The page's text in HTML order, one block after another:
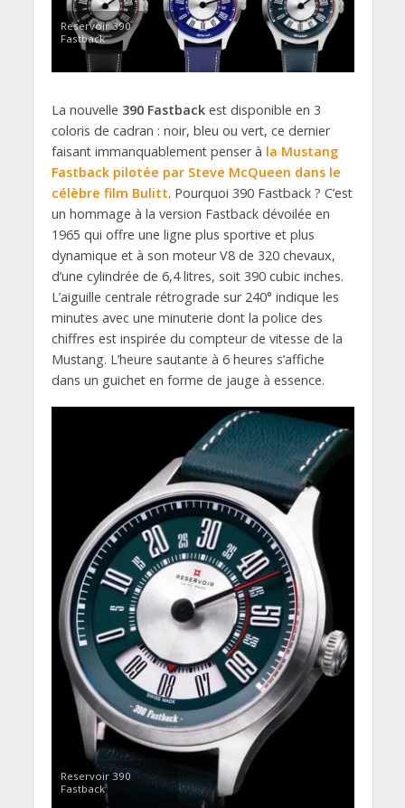
Reservoir 390
Fastback
La nouvelle 390 Fastbackest disponible en 3
coloris de cadran : noir, bleu ou vert, ce dernier
faisant immanquablement penser à la Mustang
Fastback pilotée par Steve McQueen dans le
célèbre film Bulitt. Pourquoi 390 Fastback ? C’est
un hommage à la version Fastback dévoilée en
1965 qui offre une ligne plus sportive et plus
dynamique et à son moteur V8 de 320 chevaux,
d’une cylindrée de 6,4 litres, soit 390 cubic inches.
L’aiguille centrale rétrograde sur 240° indique les
minutes avec une minuterie dont la police des
chiffres est inspirée du compteur de vitesse de la
Mustang. L’heure sautante à 6 heures s’affiche
dans un guichet en forme de jauge à essence.
Reservoir 390
Fastback